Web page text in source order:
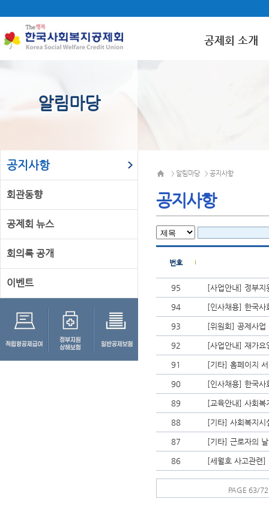
공제회 소개
알림마당
공지사항
회관동향
공제회 뉴스
회의록 공개
이벤트
> 알림마당 > 공지사항
공지사항
번호
95 [사업안내] 정부지
94 [인사채용] 한국사
93 [위원회] 공제사업
92 [사업안내] 재가요
91 [기타] 홈페이지
90 [인사채용] 한국사
89 [교육안내] 사회복
88 [기타] 사회복지시
87 [기타] 근로자의
86 [세월호 사고관련]
PAGE 63/72